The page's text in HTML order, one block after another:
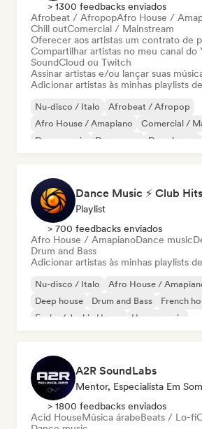
> 1300 feedbacks enviados
Afrobeat / AfropopAfro House /
Chill outComercial / Mainstream
Oferecer aos artistas um contrato de
Compartilhar artistas no meu canal do
SoundCloud ou Twitch
Assinar artistas e/ou lançar suas
Adicionar artistas às minhas playlists
Nu-disco / Italo
Afrobeat / Afropop
Afro House / Amapiano
Comercial /
Dance music
Dance pop Deep house
Playlist
> 700 feedbacks enviados
Afro House / AmapianoDance music
Drum and Bass
Adicionar artistas às minhas playlists
Nu-disco / Italo Afro House /
Deep house
Drum and Bass
French
Funky / Jackin House
House music
A2R SoundLabs
Mentor, Especialista Em Som
> 1800 feedbacks enviados
Acid HouseMúsica árabeBeats / Lo-fi